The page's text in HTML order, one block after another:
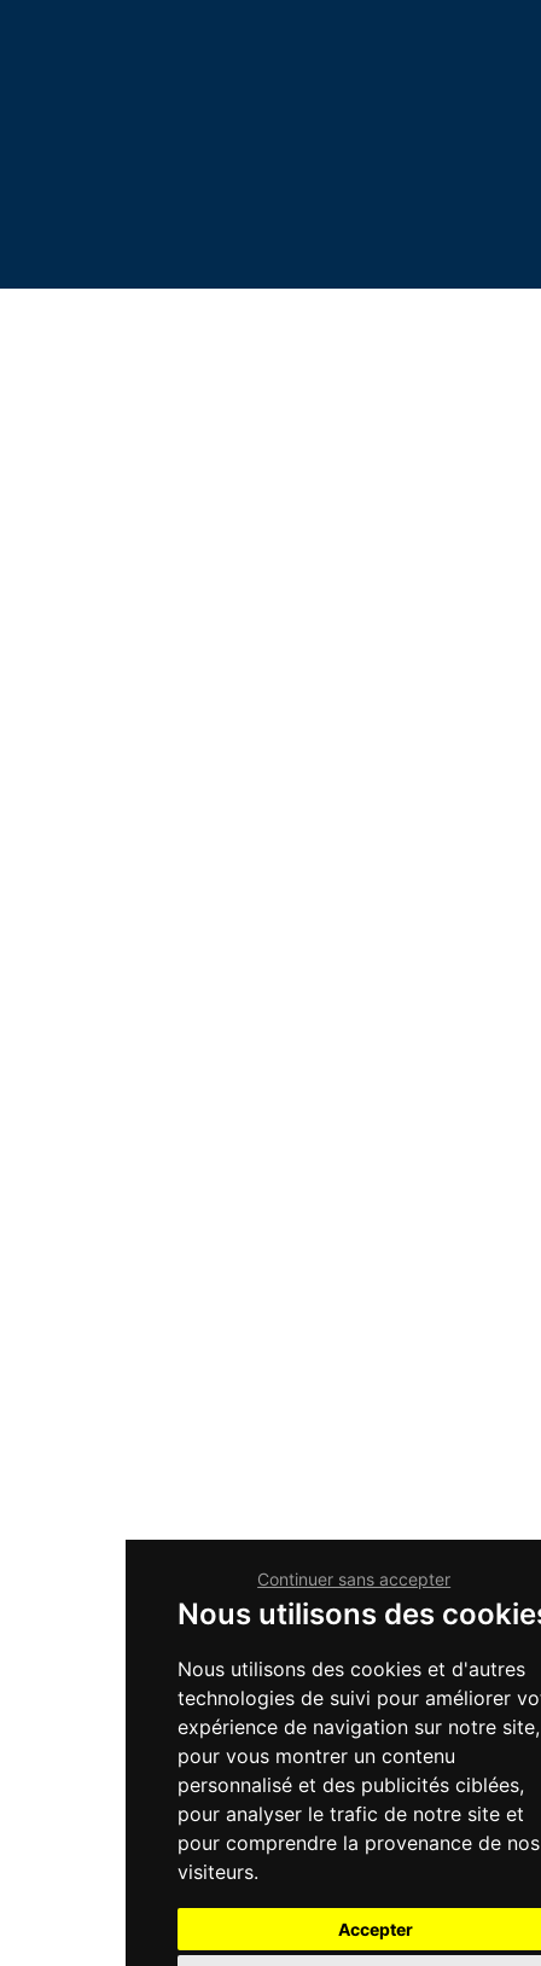
Nous utilisons des
Nous utilisons des cookies et d'autres
technologies de suivi pour améliorer
expérience de navigation sur notre site,
pour vous montrer un contenu
personnalisé et des publicités ciblées,
pour analyser le trafic de notre site et
pour comprendre la provenance de nos
visiteurs.
Accepter
Continuer sans accepter